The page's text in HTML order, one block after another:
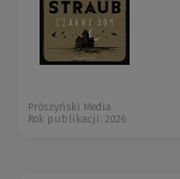
Prószyński Media
Rok publikacji: 2026